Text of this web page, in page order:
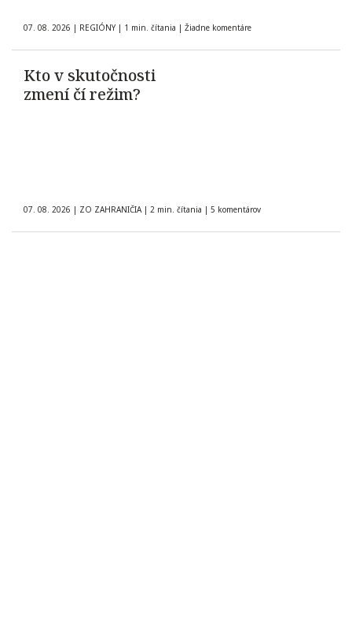
07. 08. 2026 | REGIÓNY | 1 min. čítania | Žiadne komentáre
Kto v skutočnosti
zmení čí režim?
07. 08. 2026 | ZO ZAHRANIČIA | 2 min. čítania | 5 komentárov